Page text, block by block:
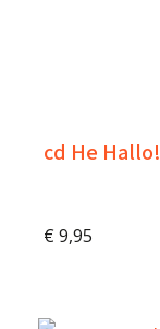
cd He
€ 9,95